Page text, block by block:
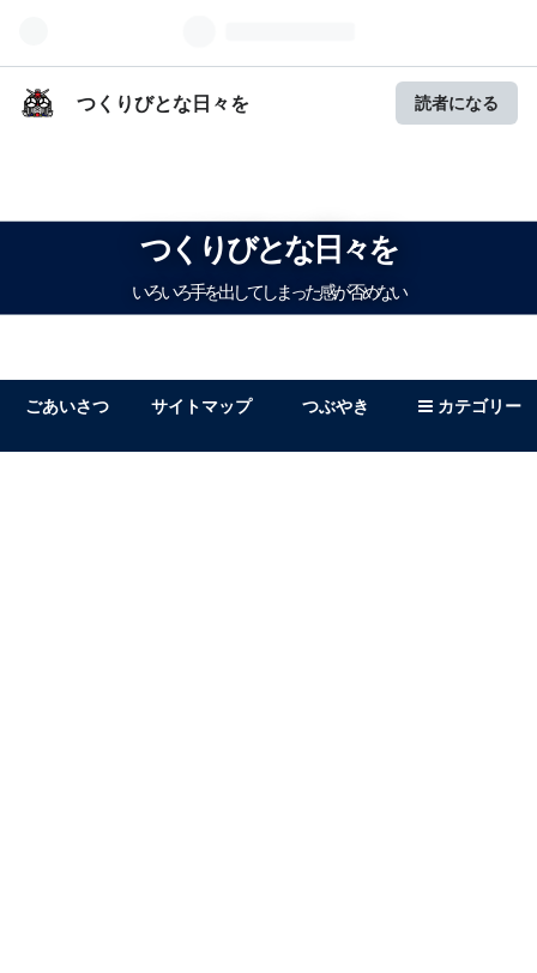
つくりびとな日々を 読者になる
つくりびとな日々を
いろいろ手を出してしまった感が否めない
ごあいさつ サイトマップ つぶやき カテゴリー
ガンプラ
キャラ
マンガ
文字問題
DIY
雑記
自転車
記録
ゲーム
日記
音楽
読書
映画
報告
ホビー